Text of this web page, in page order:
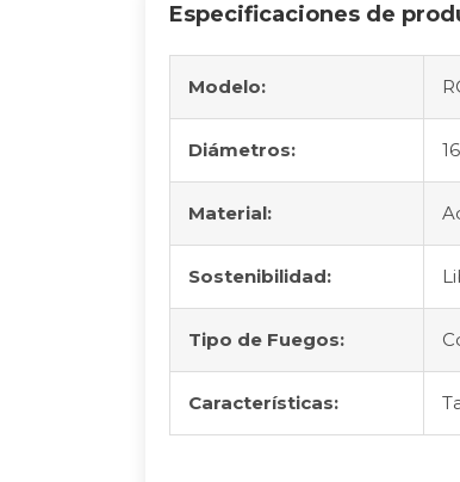
Especificaciones de
Modelo:
Diámetros:
Material:
Sostenibilidad:
Tipo de Fuegos:
Características: